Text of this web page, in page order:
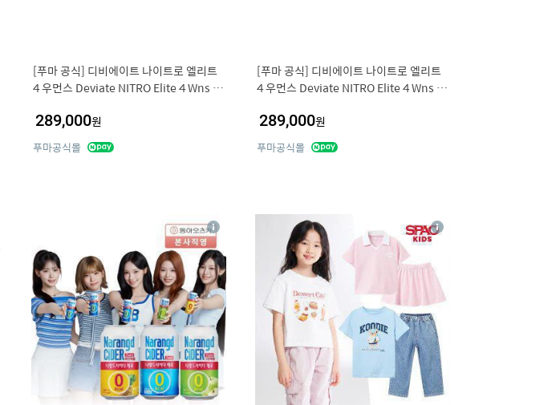
[푸마 공식] 디비에이트 나이트로 엘리트
4 우먼스 Deviate NITRO Elite 4 Wns (3
289,000원
푸마공식몰
[푸마 공식] 디비에이트 나이트로 엘리트
4 우먼스 Deviate NITRO Elite 4 Wns (3
289,000원
푸마공식몰
상
세
12
상